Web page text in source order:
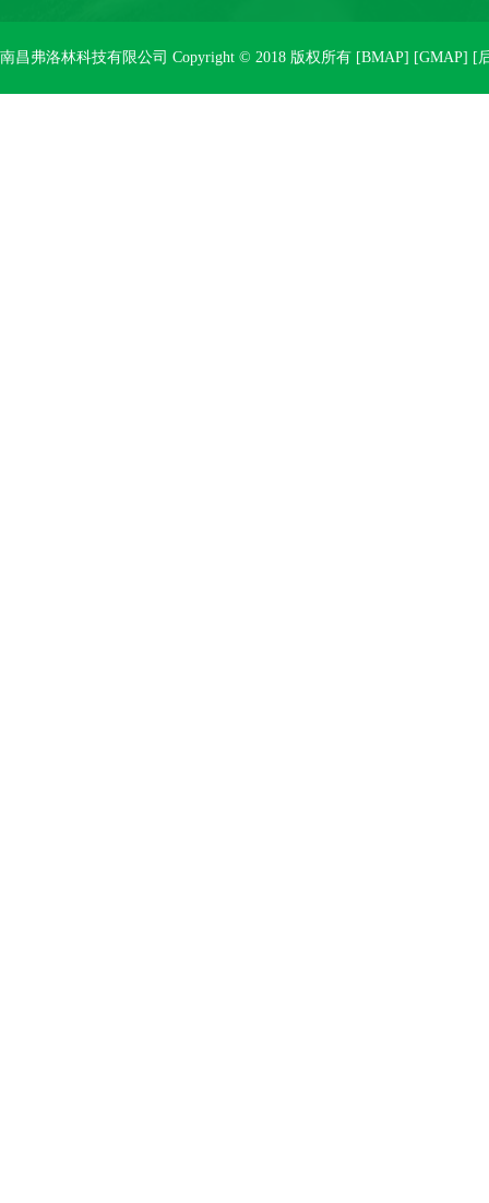
南昌弗洛林科技有限公司 Copyright © 2018 版权所有 [BMAP] [GMAP] [